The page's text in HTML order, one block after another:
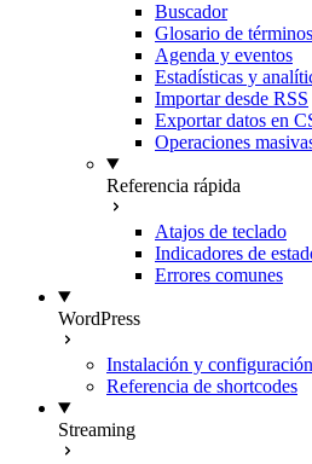
Buscador
Glosario de términos
Agenda y eventos
Estadísticas y
Importar desde RSS
Exportar datos en
Operaciones
Referencia rápida
Atajos de teclado
Indicadores de
Errores comunes
WordPress
Instalación y
Referencia de shortcodes
Streaming